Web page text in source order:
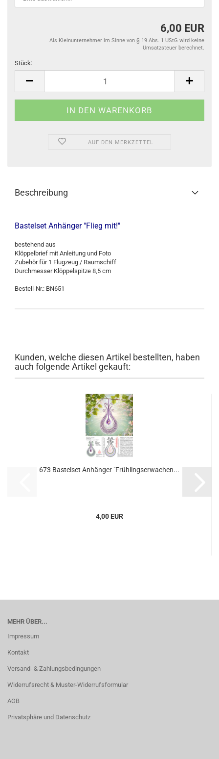
6,00 EUR
Als Kleinunternehmer im Sinne von § 19 Abs. 1 UStG wird keine
Umsatzsteuer berechnet.
Stück:
AUF DEN MERKZETTEL
Beschreibung
Bastelset Anhänger "Flieg mit!"
bestehend aus
Klöppelbrief mit Anleitung und Foto
Zubehör für 1 Flugzeug / Raumschiff
Durchmesser Klöppelspitze 8,5 cm
Bestell-Nr.: BN651
Kunden, welche diesen Artikel bestellten, haben
auch folgende Artikel gekauft:
673 Bastelset Anhänger "Frühlingserwachen...
4,00 EUR
MEHR ÜBER...
Impressum
Kontakt
Versand- & Zahlungsbedingungen
Widerrufsrecht & Muster-Widerrufsformular
AGB
Privatsphäre und Datenschutz